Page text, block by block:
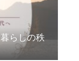
らしの秩